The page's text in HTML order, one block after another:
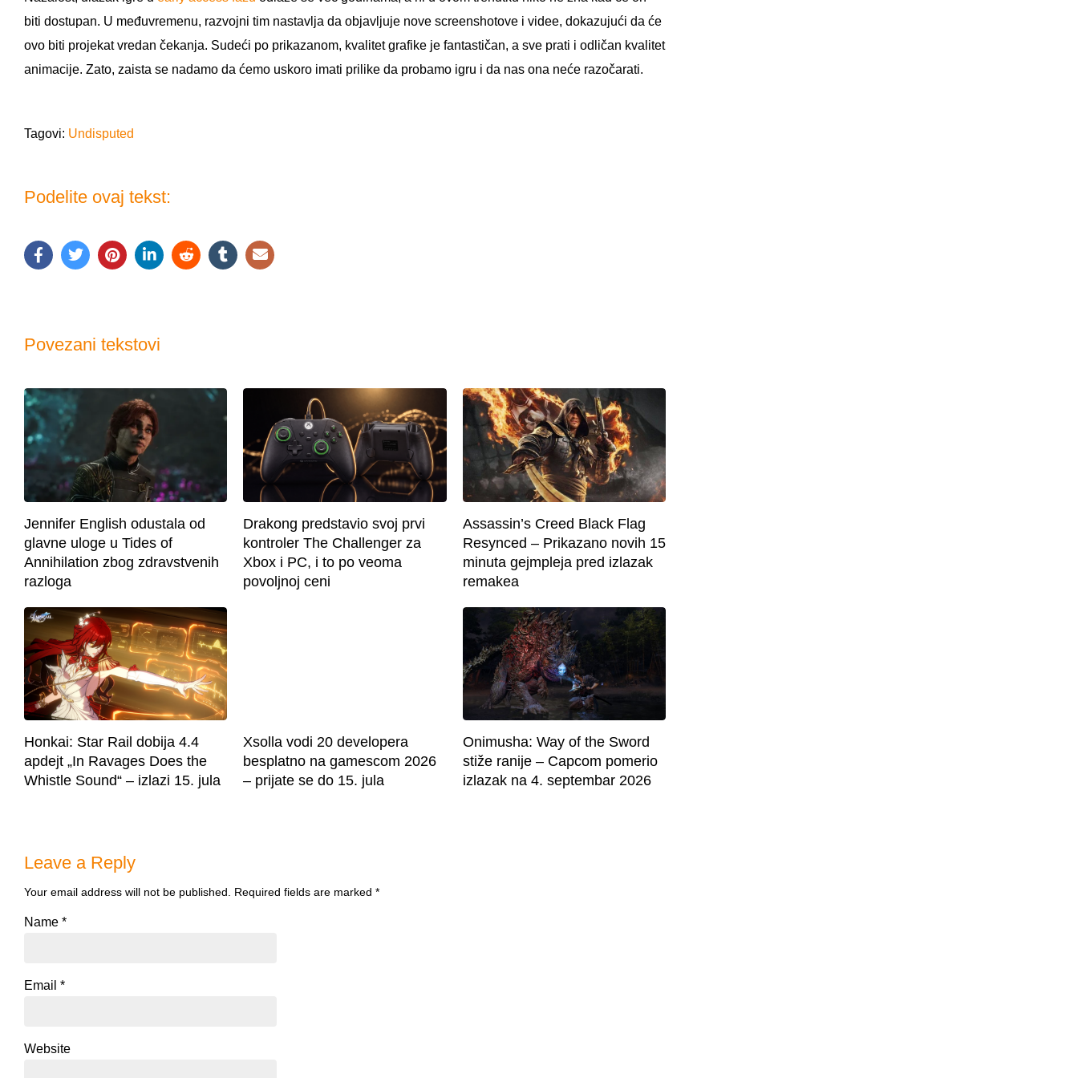
biti dostupan. U međuvremenu, razvojni tim nastavlja da objavljuje nove screenshotove i videe, dokazujući da će
ovo biti projekat vredan čekanja. Sudeći po prikazanom, kvalitet grafike je fantastičan, a sve prati i odličan kvalitet
animacije. Zato, zaista se nadamo da ćemo uskoro imati prilike da probamo igru i da nas ona neće razočarati.
Tagovi: Undisputed
Podelite ovaj tekst:
Povezani tekstovi
Jennifer English odustala od
glavne uloge u Tides of
Annihilation zbog zdravstvenih
razloga
Drakong predstavio svoj prvi
kontroler The Challenger za
Xbox i PC, i to po veoma
povoljnoj ceni
Assassin’s Creed Black Flag
Resynced – Prikazano novih 15
minuta gejmpleja pred izlazak
remakea
Honkai: Star Rail dobija 4.4
apdejt „In Ravages Does the
Whistle Sound“ – izlazi 15. jula
Xsolla vodi 20 developera
besplatno na gamescom 2026
– prijate se do 15. jula
Onimusha: Way of the Sword
stiže ranije – Capcom pomerio
izlazak na 4. septembar 2026
Leave a Reply
Your email address will not be published. Required fields are marked *
Name *
Email *
Website